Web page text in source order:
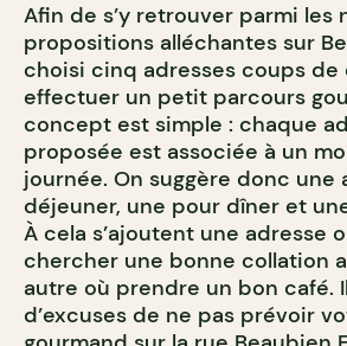
Afin de s’y retrouver parmi les
propositions alléchantes sur
choisi cinq adresses coups
effectuer un petit parcours
concept est simple : chaque
proposée est associée à un
journée. On suggère donc une
déjeuner, une pour dîner et
À cela s’ajoutent une adresse
chercher une bonne collation
autre où prendre un bon café.
d’excuses de ne pas prévoir